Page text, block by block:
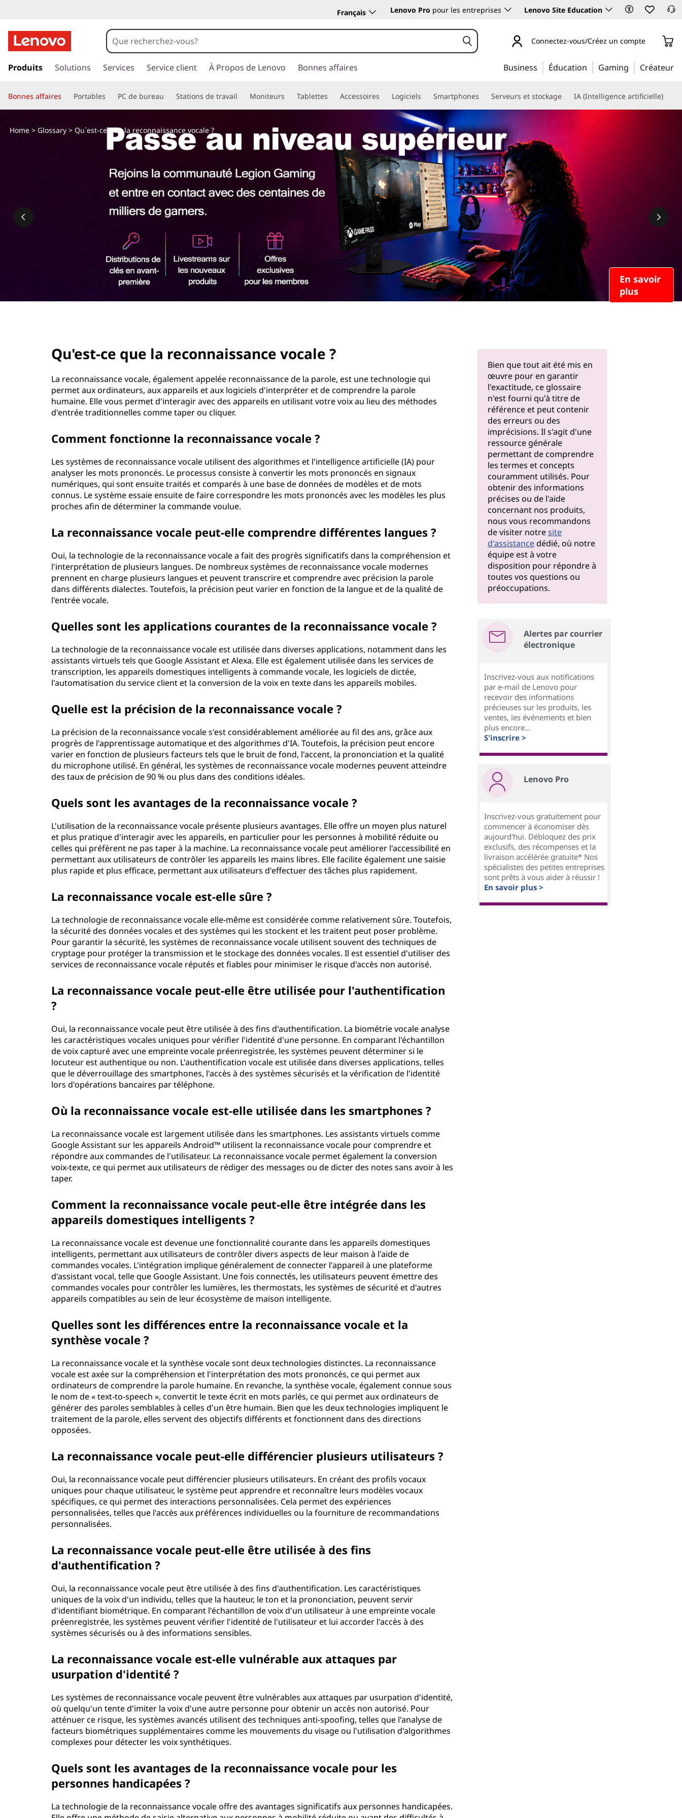
Français Lenovo Pro pour les entreprises Lenovo Site Education
a
e
r
u
a
Connectez-vous/Créez un compte
Produits Solutions Services Service client À Propos de Lenovo Bonnes affaires Business Éducation Gaming Créateur
Bonnes affaires Portables PC de bureau Stations de travail Moniteurs Tablettes Accessoires Logiciels Smartphones Serveurs et stockage IA (Intelligence artificielle)
En savoir
plus
Home> Glossary> Qu`est-ce que la reconnaissance vocale ?
Qu'est-ce que la reconnaissance vocale ?
La reconnaissance vocale, également appelée reconnaissance de la parole, est une technologie qui
permet aux ordinateurs, aux appareils et aux logiciels d'interpréter et de comprendre la parole
humaine. Elle vous permet d'interagir avec des appareils en utilisant votre voix au lieu des méthodes
d'entrée traditionnelles comme taper ou cliquer.
Comment fonctionne la reconnaissance vocale ?
Les systèmes de reconnaissance vocale utilisent des algorithmes et l'intelligence artificielle (IA) pour
analyser les mots prononcés. Le processus consiste à convertir les mots prononcés en signaux
numériques, qui sont ensuite traités et comparés à une base de données de modèles et de mots
connus. Le système essaie ensuite de faire correspondre les mots prononcés avec les modèles les plus
proches afin de déterminer la commande voulue.
La reconnaissance vocale peut-elle comprendre différentes langues ?
Oui, la technologie de la reconnaissance vocale a fait des progrès significatifs dans la compréhension et
l'interprétation de plusieurs langues. De nombreux systèmes de reconnaissance vocale modernes
prennent en charge plusieurs langues et peuvent transcrire et comprendre avec précision la parole
dans différents dialectes. Toutefois, la précision peut varier en fonction de la langue et de la qualité de
l'entrée vocale.
Quelles sont les applications courantes de la reconnaissance vocale ?
La technologie de la reconnaissance vocale est utilisée dans diverses applications, notamment dans les
assistants virtuels tels que Google Assistant et Alexa. Elle est également utilisée dans les services de
transcription, les appareils domestiques intelligents à commande vocale, les logiciels de dictée,
l'automatisation du service client et la conversion de la voix en texte dans les appareils mobiles.
Quelle est la précision de la reconnaissance vocale ?
La précision de la reconnaissance vocale s'est considérablement améliorée au fil des ans, grâce aux
progrès de l'apprentissage automatique et des algorithmes d'IA. Toutefois, la précision peut encore
varier en fonction de plusieurs facteurs tels que le bruit de fond, l'accent, la prononciation et la qualité
du microphone utilisé. En général, les systèmes de reconnaissance vocale modernes peuvent atteindre
des taux de précision de 90 % ou plus dans des conditions idéales.
Quels sont les avantages de la reconnaissance vocale ?
L'utilisation de la reconnaissance vocale présente plusieurs avantages. Elle offre un moyen plus naturel
et plus pratique d'interagir avec les appareils, en particulier pour les personnes à mobilité réduite ou
celles qui préfèrent ne pas taper à la machine. La reconnaissance vocale peut améliorer l'accessibilité en
permettant aux utilisateurs de contrôler les appareils les mains libres. Elle facilite également une saisie
plus rapide et plus efficace, permettant aux utilisateurs d'effectuer des tâches plus rapidement.
La reconnaissance vocale est-elle sûre ?
La technologie de reconnaissance vocale elle-même est considérée comme relativement sûre. Toutefois,
la sécurité des données vocales et des systèmes qui les stockent et les traitent peut poser problème.
Pour garantir la sécurité, les systèmes de reconnaissance vocale utilisent souvent des techniques de
cryptage pour protéger la transmission et le stockage des données vocales. Il est essentiel d'utiliser des
services de reconnaissance vocale réputés et fiables pour minimiser le risque d'accès non autorisé.
La reconnaissance vocale peut-elle être utilisée pour l'authentification
?
Oui, la reconnaissance vocale peut être utilisée à des fins d'authentification. La biométrie vocale analyse
les caractéristiques vocales uniques pour vérifier l'identité d'une personne. En comparant l'échantillon
de voix capturé avec une empreinte vocale préenregistrée, les systèmes peuvent déterminer si le
locuteur est authentique ou non. L'authentification vocale est utilisée dans diverses applications, telles
que le déverrouillage des smartphones, l'accès à des systèmes sécurisés et la vérification de l'identité
lors d'opérations bancaires par téléphone.
Où la reconnaissance vocale est-elle utilisée dans les smartphones ?
La reconnaissance vocale est largement utilisée dans les smartphones. Les assistants virtuels comme
Google Assistant sur les appareils Android™ utilisent la reconnaissance vocale pour comprendre et
répondre aux commandes de l'utilisateur. La reconnaissance vocale permet également la conversion
voix-texte, ce qui permet aux utilisateurs de rédiger des messages ou de dicter des notes sans avoir à les
taper.
Comment la reconnaissance vocale peut-elle être intégrée dans les
appareils domestiques intelligents ?
La reconnaissance vocale est devenue une fonctionnalité courante dans les appareils domestiques
intelligents, permettant aux utilisateurs de contrôler divers aspects de leur maison à l'aide de
commandes vocales. L'intégration implique généralement de connecter l'appareil à une plateforme
d'assistant vocal, telle que Google Assistant. Une fois connectés, les utilisateurs peuvent émettre des
commandes vocales pour contrôler les lumières, les thermostats, les systèmes de sécurité et d'autres
appareils compatibles au sein de leur écosystème de maison intelligente.
Quelles sont les différences entre la reconnaissance vocale et la
synthèse vocale ?
La reconnaissance vocale et la synthèse vocale sont deux technologies distinctes. La reconnaissance
vocale est axée sur la compréhension et l'interprétation des mots prononcés, ce qui permet aux
ordinateurs de comprendre la parole humaine. En revanche, la synthèse vocale, également connue sous
le nom de « text-to-speech », convertit le texte écrit en mots parlés, ce qui permet aux ordinateurs de
générer des paroles semblables à celles d'un être humain. Bien que les deux technologies impliquent le
traitement de la parole, elles servent des objectifs différents et fonctionnent dans des directions
opposées.
La reconnaissance vocale peut-elle différencier plusieurs utilisateurs ?
Oui, la reconnaissance vocale peut différencier plusieurs utilisateurs. En créant des profils vocaux
uniques pour chaque utilisateur, le système peut apprendre et reconnaître leurs modèles vocaux
spécifiques, ce qui permet des interactions personnalisées. Cela permet des expériences
personnalisées, telles que l'accès aux préférences individuelles ou la fourniture de recommandations
personnalisées.
La reconnaissance vocale peut-elle être utilisée à des fins
d'authentification ?
Oui, la reconnaissance vocale peut être utilisée à des fins d'authentification. Les caractéristiques
uniques de la voix d'un individu, telles que la hauteur, le ton et la prononciation, peuvent servir
d'identifiant biométrique. En comparant l'échantillon de voix d'un utilisateur à une empreinte vocale
préenregistrée, les systèmes peuvent vérifier l'identité de l'utilisateur et lui accorder l'accès à des
systèmes sécurisés ou à des informations sensibles.
La reconnaissance vocale est-elle vulnérable aux attaques par
usurpation d'identité ?
Les systèmes de reconnaissance vocale peuvent être vulnérables aux attaques par usurpation d'identité,
où quelqu'un tente d'imiter la voix d'une autre personne pour obtenir un accès non autorisé. Pour
atténuer ce risque, les systèmes avancés utilisent des techniques anti-spoofing, telles que l'analyse de
facteurs biométriques supplémentaires comme les mouvements du visage ou l'utilisation d'algorithmes
complexes pour détecter les voix synthétiques.
Quels sont les avantages de la reconnaissance vocale pour les
personnes handicapées ?
La technologie de la reconnaissance vocale offre des avantages significatifs aux personnes handicapées.
Bien que tout ait été mis en
œuvre pour en garantir
l'exactitude, ce glossaire
n'est fourni qu'à titre de
référence et peut contenir
des erreurs ou des
imprécisions. Il s'agit d'une
ressource générale
permettant de comprendre
les termes et concepts
couramment utilisés. Pour
obtenir des informations
précises ou de l'aide
concernant nos produits,
nous vous recommandons
de visiter notresite
d'assistancedédié, où notre
équipe est à votre
disposition pour répondre à
toutes vos questions ou
préoccupations.
Alertes par courrier
électronique
Inscrivez-vous aux notifications
par e-mail de Lenovo pour
recevoir des informations
précieuses sur les produits, les
ventes, les événements et bien
plus encore...
S'inscrire >
Lenovo Pro
Inscrivez-vous gratuitement pour
commencer à économiser dès
aujourd'hui. Débloquez des prix
exclusifs, des récompenses et la
livraison accélérée gratuite* Nos
spécialistes des petites entreprises
sont prêts à vous aider à réussir !
En savoir plus >